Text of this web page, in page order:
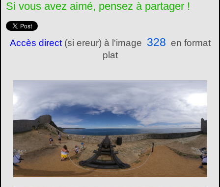
Si vous avez aimé, pensez à partager !
Accès direct(si ereur) à l'image 328 en format
plat